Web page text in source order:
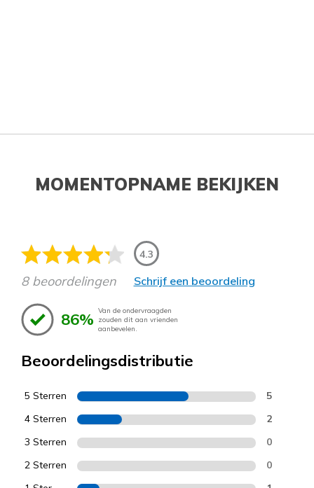
MOMENTOPNAME BEKIJKEN
4.3
8 beoordelingen Schrijf een beoordeling
86% Van de ondervraagden
zouden dit aan vrienden
aanbevelen.
Beoordelingsdistributie
5 Sterren 5
4 Sterren 2
3 Sterren 0
2 Sterren 0